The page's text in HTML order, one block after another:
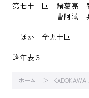
第七十二回 諸葛亮
曹阿瞞 兵を
ほか 全九十回
略年表３
ホーム KADOKAWA